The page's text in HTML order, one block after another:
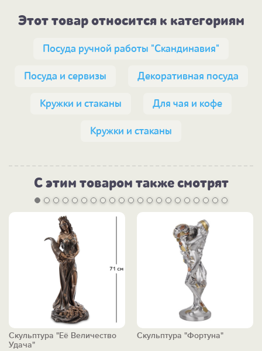
Этот товар относится к категориям
Посуда ручной работы "Скандинавия"
Посуда и сервизы Декоративная посуда
Кружки и стаканы Для чая и кофе
Кружки и стаканы
С этим товаром также смотрят
Скульптура "Её Величество
Удача"
Скульптура "Фортуна"